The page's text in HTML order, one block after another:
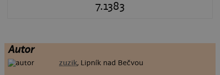
7.1383
Autor
zuzik, Lipník nad Bečvou